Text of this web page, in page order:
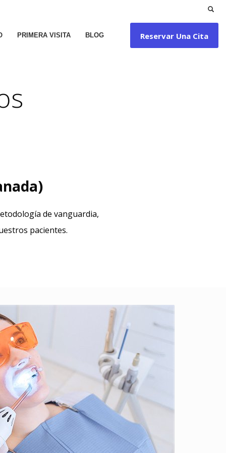
PRIMERA VISITA BLOG Reservar Una Cita
de vanguardia,
pacientes.